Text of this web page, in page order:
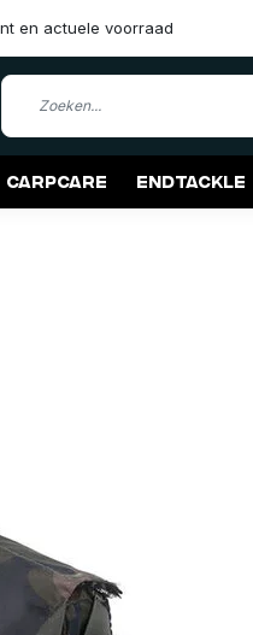
en actuele voorraad
Carpcare Endtackle